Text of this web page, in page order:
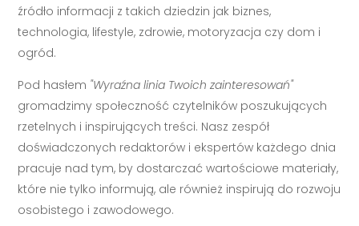
źródło informacji z takich dziedzin jak biznes,
technologia, lifestyle, zdrowie, motoryzacja czy dom i
ogród.
Pod hasłem "Wyraźna linia Twoich zainteresowań"
gromadzimy społeczność czytelników poszukujących
rzetelnych i inspirujących treści. Nasz zespół
doświadczonych redaktorów i ekspertów każdego dnia
pracuje nad tym, by dostarczać wartościowe materiały,
które nie tylko informują, ale również inspirują do rozwoju
osobistego i zawodowego.